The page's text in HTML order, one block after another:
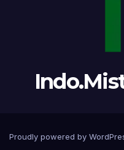
Proudly powered by